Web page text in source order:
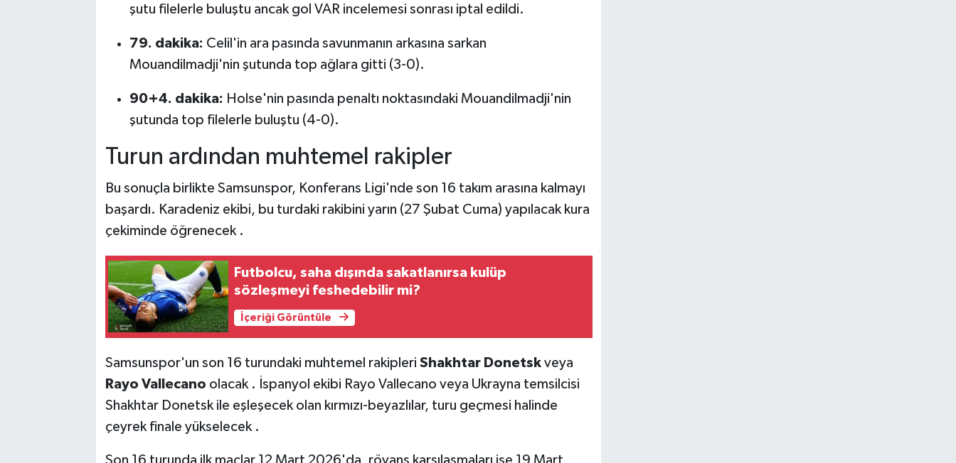
şutu filelerle buluştu ancak gol VAR incelemesi sonrası iptal edildi.
79. dakika: Celil'in ara pasında savunmanın arkasına sarkan
Mouandilmadji'nin şutunda top ağlara gitti (3-0).
90+4. dakika: Holse'nin pasında penaltı noktasındaki Mouandilmadji'nin
şutunda top filelerle buluştu (4-0).
Turun ardından muhtemel rakipler
Bu sonuçla birlikte Samsunspor, Konferans Ligi'nde son 16 takım arasına kalmayı
başardı. Karadeniz ekibi, bu turdaki rakibini yarın (27 Şubat Cuma) yapılacak kura
çekiminde öğrenecek .
Futbolcu, saha dışında sakatlanırsa kulüp
sözleşmeyi feshedebilir mi?
İçeriği Görüntüle
Samsunspor'un son 16 turundaki muhtemel rakipleri Shakhtar Donetskveya
Rayo Vallecano olacak . İspanyol ekibi Rayo Vallecano veya Ukrayna temsilcisi
Shakhtar Donetsk ile eşleşecek olan kırmızı-beyazlılar, turu geçmesi halinde
çeyrek finale yükselecek .
Son 16 turunda ilk maçlar 12 Mart 2026'da, rövanş karşılaşmaları ise 19 Mart